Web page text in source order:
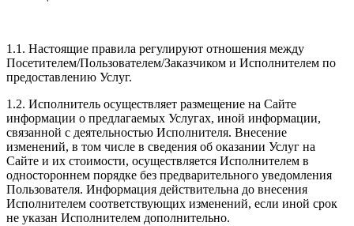
1.1. Настоящие правила регулируют отношения между
Посетителем/Пользователем/Заказчиком и Исполнителем по
предоставлению Услуг.
1.2. Исполнитель осуществляет размещение на Сайте
информации о предлагаемых Услугах, иной информации,
связанной с деятельностью Исполнителя. Внесение
изменений, в том числе в сведения об оказании Услуг на
Сайте и их стоимости, осуществляется Исполнителем в
одностороннем порядке без предварительного уведомления
Пользователя. Информация действительна до внесения
Исполнителем соответствующих изменений, если иной срок
не указан Исполнителем дополнительно.